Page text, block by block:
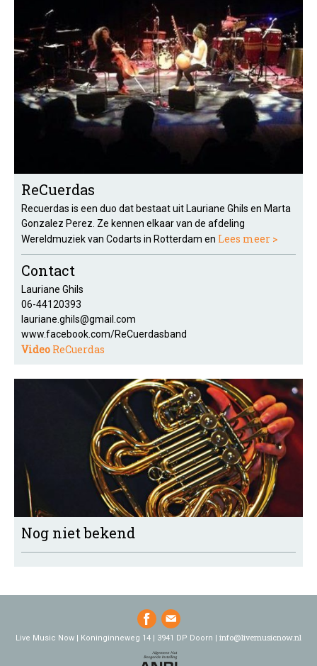
ReCuerdas
Recuerdas is een duo dat bestaat uit Lauriane Ghils en Marta
Gonzalez Perez. Ze kennen elkaar van de afdeling
Wereldmuziek van Codarts in Rotterdam en Lees meer >
Contact
Lauriane Ghils
06-44120393
lauriane.ghils@gmail.com
www.facebook.com/ReCuerdasband
Video ReCuerdas
Nog niet bekend
Live Music Now | Koninginneweg 14 | 3941 DP Doorn | info@livemusicnow.nl